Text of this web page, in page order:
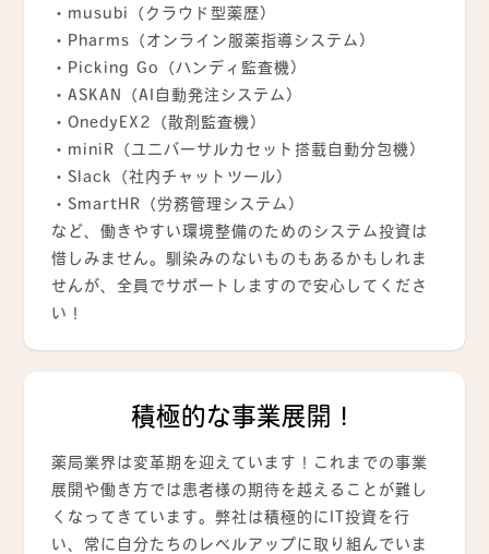
・musubi（クラウド型薬歴）
・Pharms（オンライン服薬指導システム）
・Picking Go（ハンディ監査機）
・ASKAN（AI自動発注システム）
・OnedyEX2（散剤監査機）
・miniR（ユニバーサルカセット搭載自動分包機）
・Slack（社内チャットツール）
・SmartHR（労務管理システム）
など、働きやすい環境整備のためのシステム投資は
惜しみません。馴染みのないものもあるかもしれま
せんが、全員でサポートしますので安心してくださ
い！
積極的な事業展開！
薬局業界は変革期を迎えています！これまでの事業
展開や働き方では患者様の期待を越えることが難し
くなってきています。弊社は積極的にIT投資を行
い、常に自分たちのレベルアップに取り組んでいま